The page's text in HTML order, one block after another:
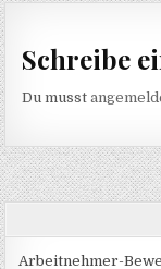
Schreibe
Du musst
Arbeitnehmer-